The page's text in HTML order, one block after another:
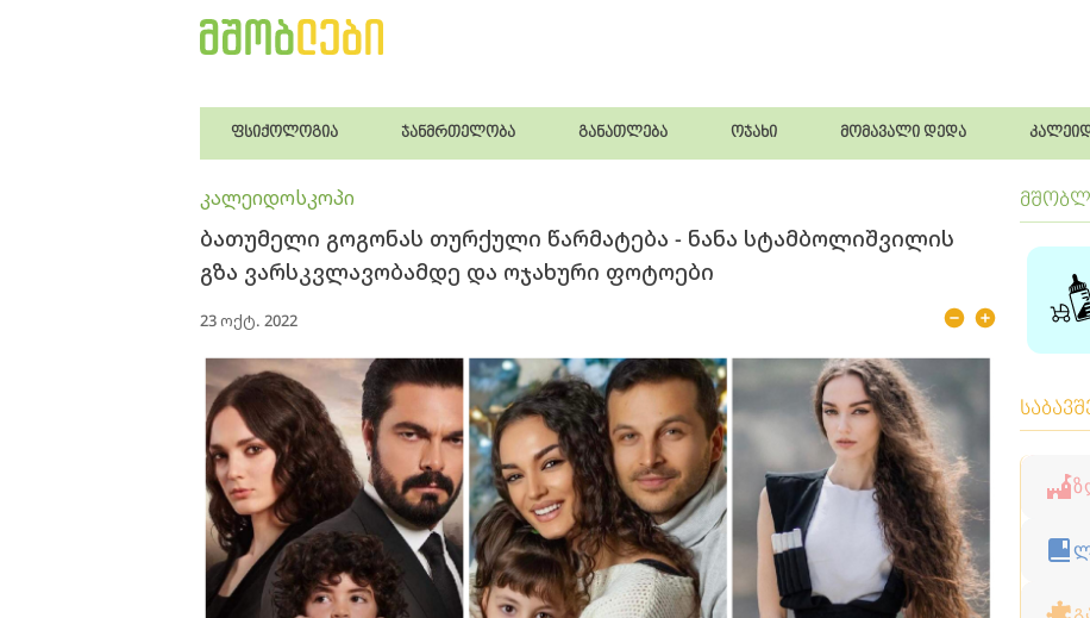
ფსიქოლოგია ჯანმრთელობა განათლება ოჯახი მომავალი დედა
კალეიდოსკოპი
ბათუმელი გოგონას თურქული წარმატება - ნანა სტამბოლიშვილის
გზა ვარსკვლავობამდე და ოჯახური ფოტოები
23 ოქტ. 2022